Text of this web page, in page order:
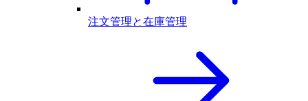
注文管理と在庫管理